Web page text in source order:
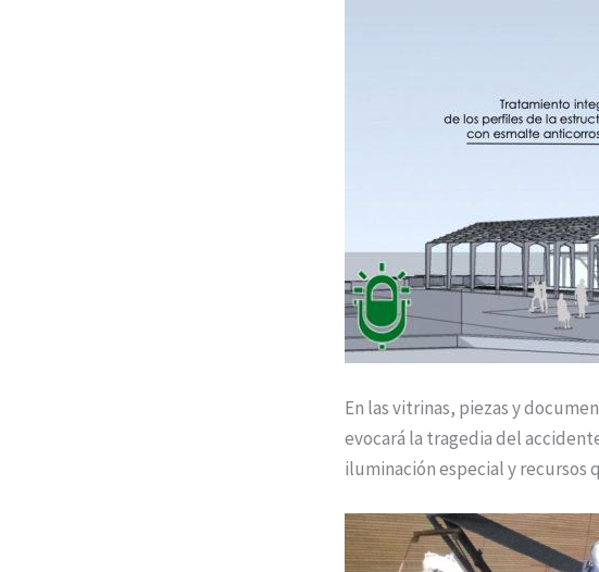
En las vitrinas, piezas y
evocará la tragedia del
iluminación especial y recursos